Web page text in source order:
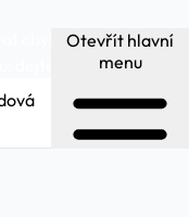
chyby a
dejte nám vědět.
Otevřít hlavní
menu